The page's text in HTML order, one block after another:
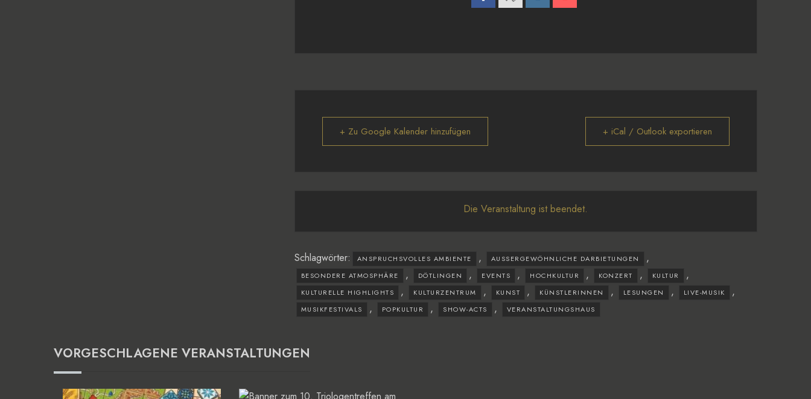
+ Zu Google Kalender hinzufügen + iCal / Outlook exportieren
Die Veranstaltung ist beendet.
Schlagwörter: ANSPRUCHSVOLLES AMBIENTE , AUSSERGEWÖHNLICHE DARBIETUNGEN ,
BESONDERE ATMOSPHÄRE , DÖTLINGEN , EVENTS , HOCHKULTUR , KONZERT , KULTUR ,
KULTURELLE HIGHLIGHTS , KULTURZENTRUM , KUNST , KÜNSTLERINNEN , LESUNGEN , LIVE-MUSIK ,
MUSIKFESTIVALS , POPKULTUR , SHOW-ACTS , VERANSTALTUNGSHAUS
VORGESCHLAGENE VERANSTALTUNGEN